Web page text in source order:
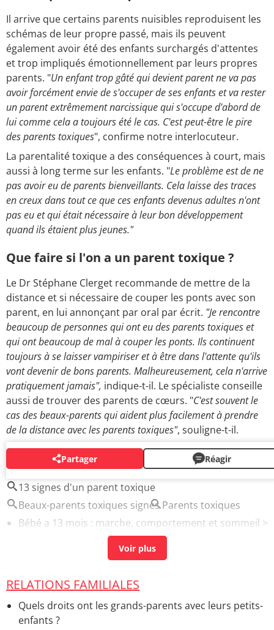
Il arrive que certains parents nuisibles reproduisent les
schémas de leur propre passé, mais ils peuvent
également avoir été des enfants surchargés d'attentes
et trop impliqués émotionnellement par leurs propres
parents. "Un enfant trop gâté qui devient parent ne va pas
avoir forcément envie de s'occuper de ses enfants et va rester
un parent extrêmement narcissique qui s'occupe d'abord de
luicomme cela a toujours été le cas. C'est peut-être le pire
des parents toxiques", confirme notre interlocuteur.
La parentalité toxique a des conséquences à court, mais
aussi à long terme sur les enfants. "Le problème est de ne
pas avoir eu de parents bienveillants. Cela laisse des traces
en creux dans tout ce que ces enfants devenus adultes n'ont
pas eu et qui était nécessaire à leur bon développement
quand ils étaient plus jeunes."
Que faire si l'on a un parent toxique ?
Le Dr Stéphane Clerget recommande de mettre de la
distance et si nécessaire de couper les ponts avec son
parent, en lui annonçant par oral par écrit. "Je rencontre
beaucoup de personnes qui ont eu des parents toxiques et
qui ont beaucoup de mal à couper les ponts. Ils continuent
toujours à se laisser vampiriser et à être dans l'attente qu'ils
vont devenir de bons parents. Malheureusement, cela n'arrive
pratiquement jamais", indique-t-il. Le spécialiste conseille
aussi de trouver des parents de cœurs. "C'est souvent le
cas des beaux-parents qui aident plus facilement à prendre
de la distance avec les parents toxiques", souligne-t-il.
Partager Réagir
AUTOUR DU MÊME SUJET
13 signes d'un parent toxique
Beaux-parents toxiques signes Parents toxiques
Bébé a 13 mois : marche, comportement et sommeil >
Accueil - Mon bébé mois par mois
RELATIONS FAMILIALES
Quels droits ont les grands-parents avec leurs petits-
enfants ?